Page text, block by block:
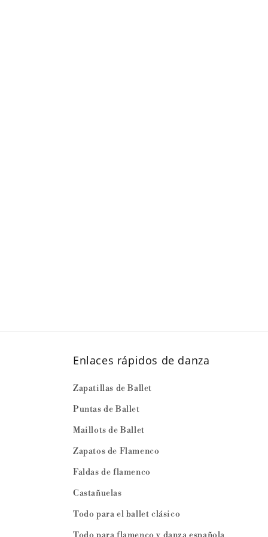
Enlaces rápidos de danza
Zapatillas de Ballet
Puntas de Ballet
Maillots de Ballet
Zapatos de Flamenco
Faldas de flamenco
Castañuelas
Todo para el ballet clásico